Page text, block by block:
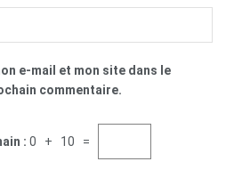
e-mail et mon site dans le
commentaire.
: 0 + 10 =